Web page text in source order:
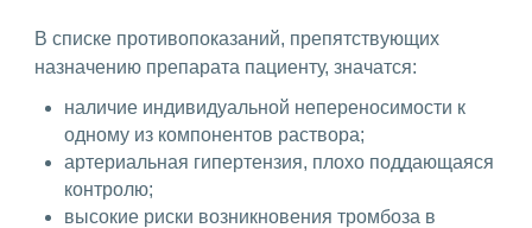
В списке противопоказаний, препятствующих
назначению препарата пациенту, значатся:
наличие индивидуальной непереносимости к
одному из компонентов раствора;
артериальная гипертензия, плохо поддающаяся
контролю;
высокие риски возникновения тромбоза в